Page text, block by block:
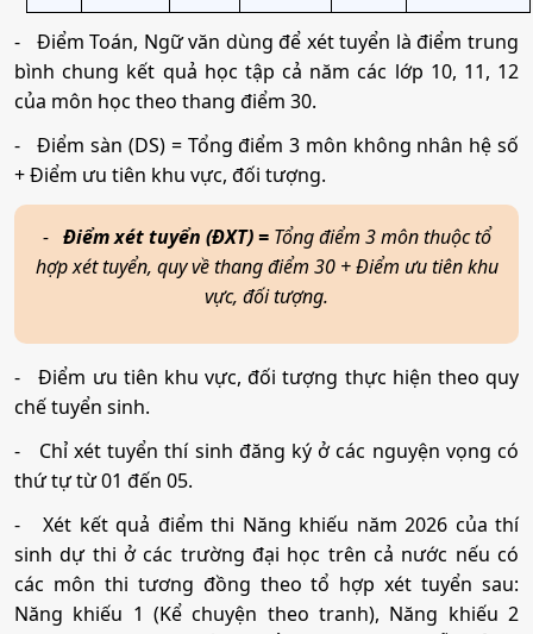
- Điểm Toán, Ngữ văn dùng để xét tuyển là điểm trung
bình chung kết quả học tập cả năm các lớp 10, 11, 12
của môn học theo thang điểm 30.
-Điểm sàn (DS) = Tổng điểm 3 môn không nhân hệ số
+ Điểm ưu tiên khu vực, đối tượng.
- Điểm xét tuyển (ĐXT) =Tổng điểm 3 môn thuộc tổ
hợp xét tuyển, quy về thang điểm 30 + Điểm ưu tiên khu
vực, đối tượng.
-Điểm ưu tiên khu vực, đối tượng thực hiện theo quy
chế tuyển sinh.
- Chỉ xét tuyển thí sinh đăng ký ở các nguyện vọng có
thứ tự từ 01 đến 05.
-Xét kết quả điểm thi Năng khiếu năm 2026 của thí
sinh dự thi ở các trường đại học trên cả nước nếu có
các môn thi tương đồng theo tổ hợp xét tuyển sau:
Năng khiếu 1 (Kể chuyện theo tranh), Năng khiếu 2